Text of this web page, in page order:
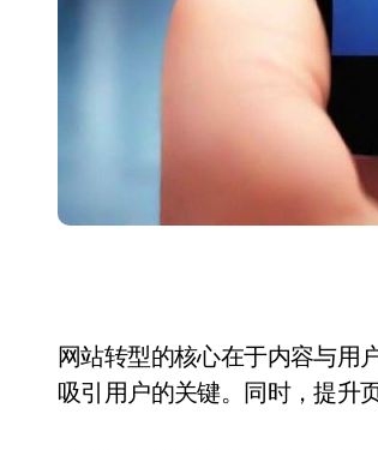
网站转型的核心在于内容与用
吸引用户的关键。同时，提升